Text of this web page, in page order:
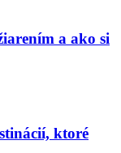
a ako si
ktoré